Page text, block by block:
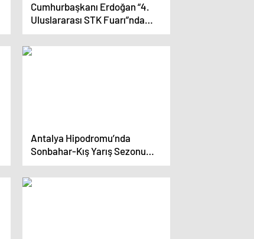
Cumhurbaşkanı Erdoğan “4.
Uluslararası STK Fuarı”nda
konuştu: (1)
Antalya Hipodromu’nda
Sonbahar-Kış Yarış Sezonu
Başladı